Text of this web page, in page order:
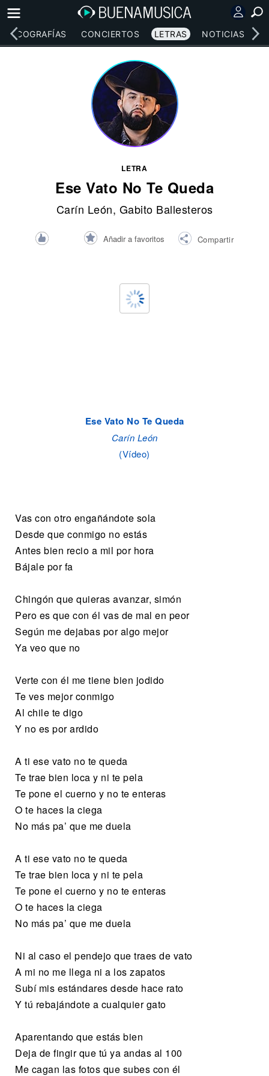
DISCOGRAFÍAS CONCIERTOS LETRAS NOTICIAS
LETRA
Ese Vato No Te Queda
Carín León, Gabito Ballesteros
Añadir a favoritos Compartir
Ese Vato No Te Queda
Carín León
(Vídeo)
Vas con otro engañándote sola
Desde que conmigo no estás
Antes bien recio a mil por hora
Bájale por fa
Chingón que quieras avanzar, simón
Pero es que con él vas de mal en peor
Según me dejabas por algo mejor
Ya veo que no
Verte con él me tiene bien jodido
Te ves mejor conmigo
Al chile te digo
Y no es por ardido
A ti ese vato no te queda
Te trae bien loca y ni te pela
Te pone el cuerno y no te enteras
O te haces la ciega
No más pa’ que me duela
A ti ese vato no te queda
Te trae bien loca y ni te pela
Te pone el cuerno y no te enteras
O te haces la ciega
No más pa’ que me duela
Ni al caso el pendejo que traes de vato
A mi no me llega ni a los zapatos
Subí mis estándares desde hace rato
Y tú rebajándote a cualquier gato
Aparentando que estás bien
Deja de fingir que tú ya andas al 100
Me cagan las fotos que subes con él